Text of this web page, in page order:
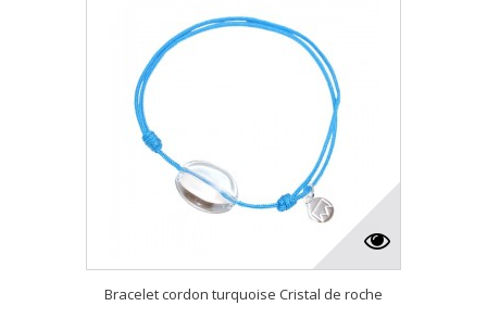
Bracelet cordon turquoise Cristal de roche